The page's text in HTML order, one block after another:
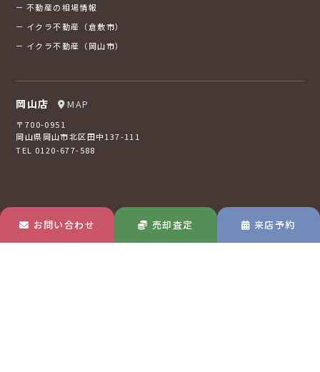
お問い合わせ 売却査定 来店予約
不動産の相場情報
イクラ不動産（倉敷市）
イクラ不動産（岡山市）
岡山店 MAP
〒700-0951
岡山県岡山市北区田中137-111
TEL 0120-677-588